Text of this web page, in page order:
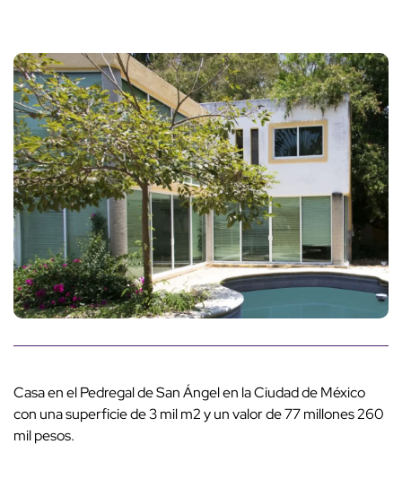
Casa en el Pedregal de San Ángel en la Ciudad de México
con una superficie de 3 mil m2 y un valor de 77 millones 260
mil pesos.